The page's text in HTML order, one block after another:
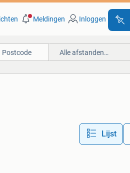
Meldingen Inloggen
Alle afstanden…
Lijst